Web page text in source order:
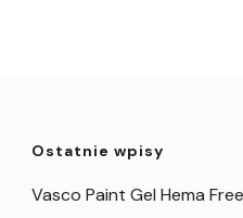
Ostatnie wpisy
Vasco Paint Gel Hema